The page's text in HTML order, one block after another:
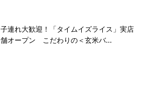
子連れ大歓迎！「タイムイズライス」実店
舗オープン こだわりの＜玄米バ...